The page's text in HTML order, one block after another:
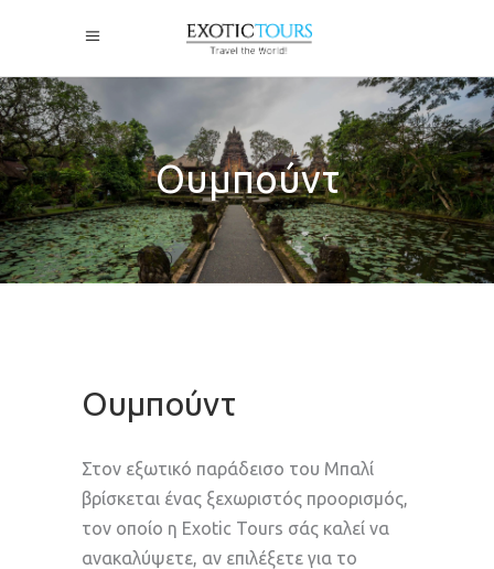
Ουμπούντ
Ουμπούντ
Στον εξωτικό παράδεισο του Μπαλί
βρίσκεται ένας ξεχωριστός προορισμός,
τον οποίο η Exotic Tours σάς καλεί να
ανακαλύψετε, αν επιλέξετε για το